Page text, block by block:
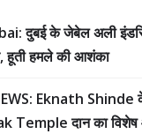
दुबई के जेबेल अली
हूती हमले की आशंका
Eknath
Temple दान का विशेष